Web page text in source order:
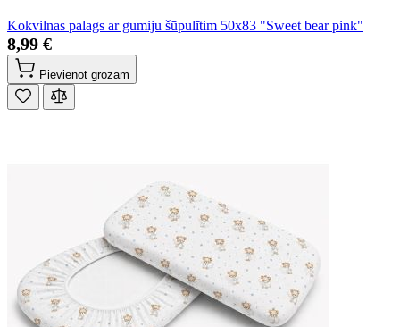
Kokvilnas palags ar gumiju šūpulītim 50x83 "Sweet bear pink"
8,99 €
Pievienot grozam